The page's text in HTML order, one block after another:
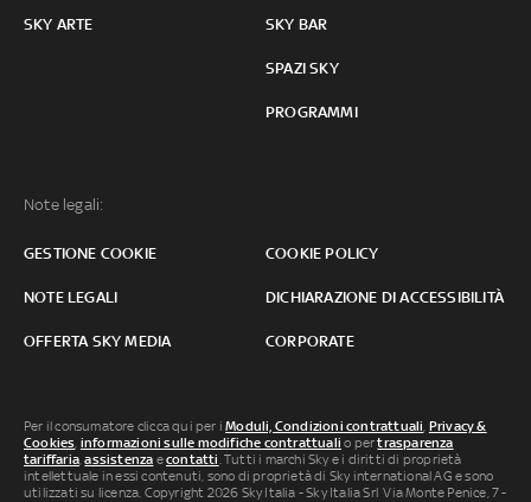
SKY ARTE SKY BAR
SPAZI SKY
PROGRAMMI
Note legali:
GESTIONE COOKIE COOKIE POLICY
NOTE LEGALI DICHIARAZIONE DI ACCESSIBILITÀ
OFFERTA SKY MEDIA CORPORATE
Per il consumatore clicca qui per iModuli, Condizioni contrattuali Privacy &
Cookies informazioni sulle modifiche contrattuali o pertrasparenza
tariffaria ,assistenza econtatti . Tutti i marchi Sky e i diritti di proprietà
intellettuale in essi contenuti, sono di proprietà di Sky international AG e sono
utilizzati su licenza. Copyright 2026 Sky Italia - Sky Italia Srl Via Monte Penice, 7 -